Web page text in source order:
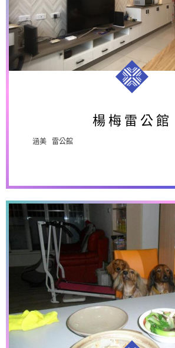
楊梅雷公館
楊梅雷公館
涵美 雷公館